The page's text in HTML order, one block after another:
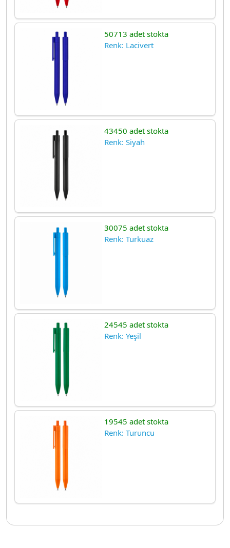
50713 adet stokta
Renk: Lacivert
43450 adet stokta
Renk: Siyah
30075 adet stokta
Renk: Turkuaz
24545 adet stokta
Renk: Yeşil
19545 adet stokta
Renk: Turuncu